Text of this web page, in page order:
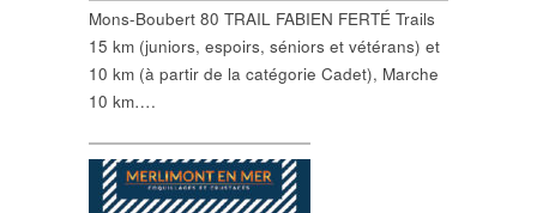
Mons-Boubert 80 TRAIL FABIEN FERTÉ Trails
15 km (juniors, espoirs, séniors et vétérans) et
10 km (à partir de la catégorie Cadet), Marche
10 km….